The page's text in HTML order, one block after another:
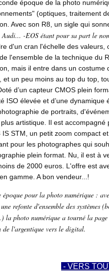
époque de la photo
(optiques, traitement
Avec son R8, un sigle qui
Audi... -EOS étant pour sa part le
d'un cran l'échelle des valeurs,
l'ensemble de la technique du
mais il entre dans un costume
et un peu moins au top du top,
d’un capteur CMOS plein
ISO élevée et d’une
de portraits,
artistique. Il est
IS STM, un petit zoom compact
pour les photographes qui
plein format. Nu, il est à
de 2000 euros. L'offre est
gamme. A bon vendeur...!
époque pour la photo numérique :
refonte d'ensemble des systèmes
la photo numérique a tourné la
l'argentique vers le digital.
- VERS